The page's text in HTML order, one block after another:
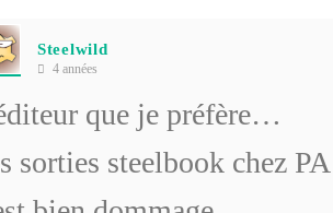
Steelwild
4 années
que je préfère…
sorties steelbook chez